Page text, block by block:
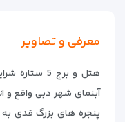
معرفی و تصاویر
هتل و برج 5
آبنمای شهر دبی واقع و
پنجره های بزرگ قدی به